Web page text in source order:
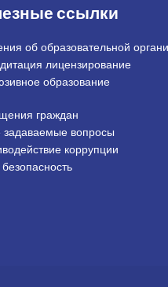
ссылки
об образовательной
лицензирование
образование
граждан
задаваемые вопросы
коррупции